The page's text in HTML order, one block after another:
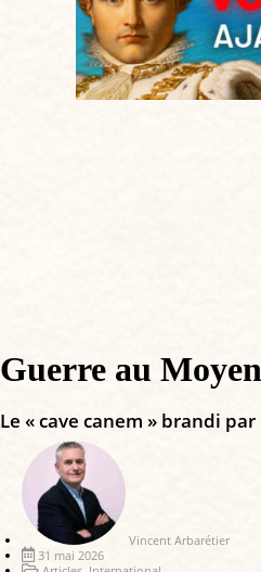
Guerre au
Le « cave canem » brandi
Vincent Arbarétier
31 mai 2026